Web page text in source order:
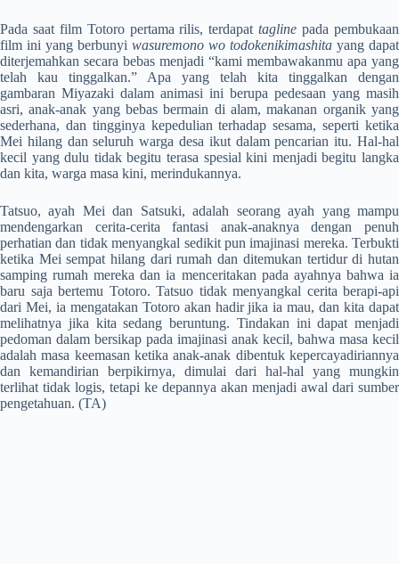
Pada saat film Totoro pertama rilis, terdapat tagline pada pembukaan
film ini yang berbunyi wasuremono wo todokenikimashita yang dapat
diterjemahkan secara bebas menjadi “kami membawakanmu apa yang
telah kau tinggalkan.” Apa yang telah kita tinggalkan dengan
gambaran Miyazaki dalam animasi ini berupa pedesaan yang masih
asri, anak-anak yang bebas bermain di alam, makanan organik yang
sederhana, dan tingginya kepedulian terhadap sesama, seperti ketika
Mei hilang dan seluruh warga desa ikut dalam pencarian itu. Hal-hal
kecil yang dulu tidak begitu terasa spesial kini menjadi begitu langka
dan kita, warga masa kini, merindukannya.
Tatsuo, ayah Mei dan Satsuki, adalah seorang ayah yang mampu
mendengarkan cerita-cerita fantasi anak-anaknya dengan penuh
perhatian dan tidak menyangkal sedikit pun imajinasi mereka. Terbukti
ketika Mei sempat hilang dari rumah dan ditemukan tertidur di hutan
samping rumah mereka dan ia menceritakan pada ayahnya bahwa ia
baru saja bertemu Totoro. Tatsuo tidak menyangkal cerita berapi-api
dari Mei, ia mengatakan Totoro akan hadir jika ia mau, dan kita dapat
melihatnya jika kita sedang beruntung. Tindakan ini dapat menjadi
pedoman dalam bersikap pada imajinasi anak kecil, bahwa masa kecil
adalah masa keemasan ketika anak-anak dibentuk kepercayadiriannya
dan kemandirian berpikirnya, dimulai dari hal-hal yang mungkin
terlihat tidak logis, tetapi ke depannya akan menjadi awal dari sumber
pengetahuan. (TA)